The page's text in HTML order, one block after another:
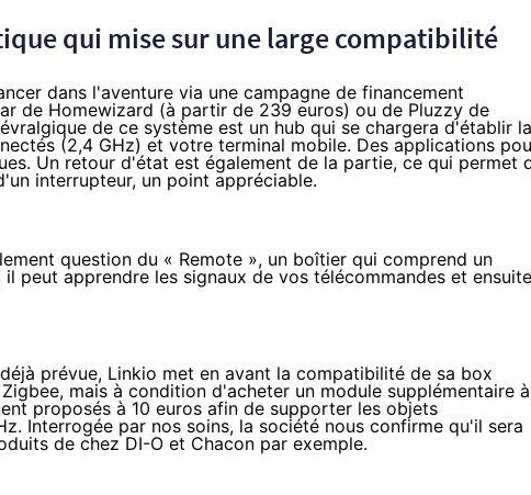
qui mise sur une large compatibilité
dans l'aventure via une campagne de financement
de Homewizard (à partir de 239 euros) ou de Pluzzy de
de ce système est un hub qui se chargera d'établir la
(2,4 GHz) et votre terminal mobile. Des applications
Un retour d'état est également de la partie, ce qui permet
interrupteur, un point appréciable.
question du « Remote », un boîtier qui comprend un
peut apprendre les signaux de vos télécommandes et ensuite
prévue, Linkio met en avant la compatibilité de sa box
mais à condition d'acheter un module supplémentaire à
proposés à 10 euros afin de supporter les objets
Interrogée par nos soins, la société nous confirme qu'il sera
de chez DI-O et Chacon par exemple.